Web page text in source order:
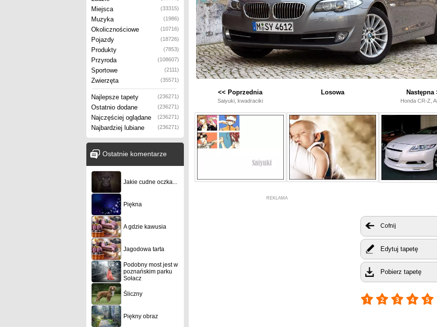
Miejsca (33315)
Muzyka (1986)
Okolicznościowe (10716)
Pojazdy (18726)
Produkty (7853)
Przyroda (108607)
Sportowe (2111)
Zwierzęta (35571)
Najlepsze tapety (236271)
Ostatnio dodane (236271)
Najczęściej oglądane (236271)
Najbardziej lubiane (236271)
Ostatnie komentarze
Jakie cudne oczka...
Piękna
A gdzie kawusia
Jagodowa tarta
Podobny most jest w
poznańskim parku
Sołacz
Śliczny
Piękny obraz
<< Poprzednia
Saiyuki, kwadraciki
Losowa Następna
Honda CR-Z,
REKLAMA
Cofnij
Edytuj tapetę
Pobierz tapetę